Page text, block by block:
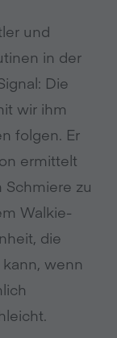
und
in der
Die
wir ihm
folgen. Er
ermittelt
zu
Walkie-
die
wenn